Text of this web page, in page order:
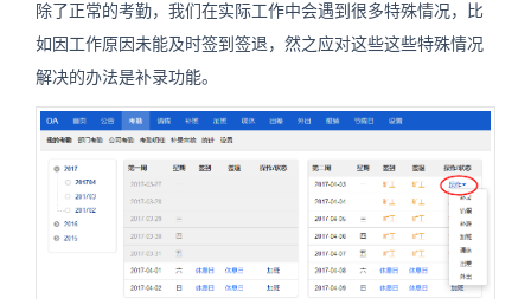
除了正常的考勤，我们在实际工作中会遇到很多特殊情况，比
如因工作原因未能及时签到签退，然之应对这些这些特殊情况
解决的办法是补录功能。